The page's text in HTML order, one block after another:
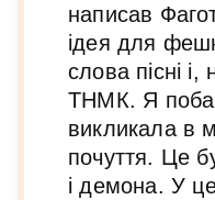
написав
ідея для
слова пісні і,
ТНМК. Я
викликала в
почуття. Це
і демона. У